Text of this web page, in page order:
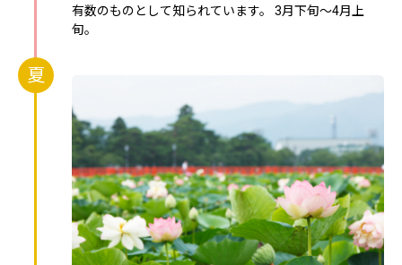
有数のものとして知られています。 3月下旬～4月上
旬。
夏